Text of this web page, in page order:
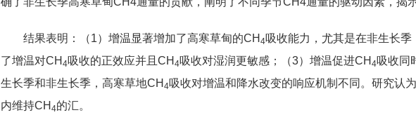
结果表明：（1）增温显著增加了高寒草甸的CH 4吸收能力，尤其是在非生长
了增温对CH 4吸收的正效应并且CH 4吸收对湿润更敏感；（3）增温促进CH 4吸收同
生长季和非生长季，高寒草地CH 4吸收对增温和降水改变的响应机制不同。研究认
内维持CH 4的汇。